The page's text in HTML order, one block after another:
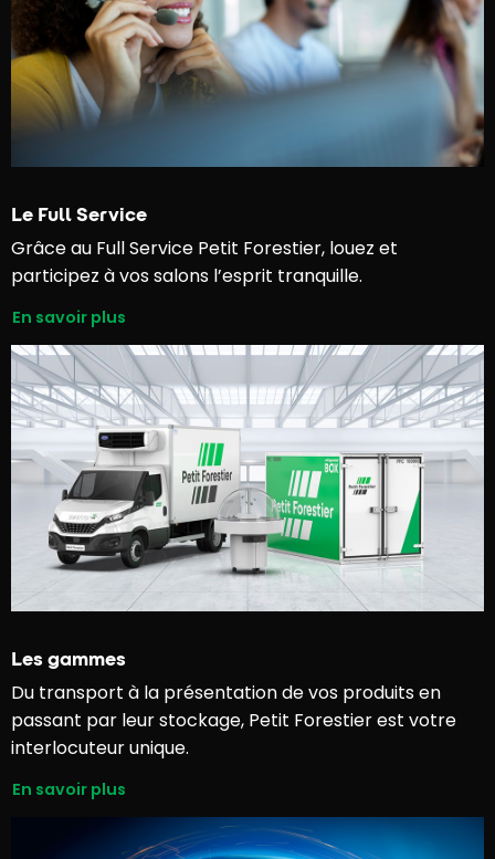
Le Full Service
Grâce au Full Service Petit Forestier, louez et
participez à vos salons l’esprit tranquille.
En savoir plus
Les gammes
Du transport à la présentation de vos produits en
passant par leur stockage, Petit Forestier est votre
interlocuteur unique.
En savoir plus